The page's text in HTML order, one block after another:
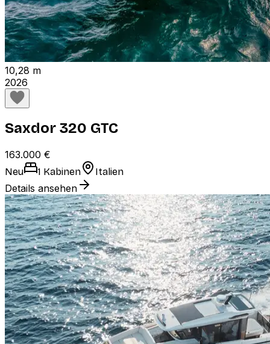
10,28 m
2026
Saxdor 320 GTC
163.000 €
Neu 1 Kabinen Italien
Details ansehen